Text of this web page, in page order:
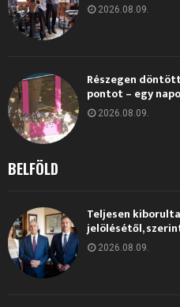
2026.08.09.
Részegen
pontot – egy
2026.08.09.
BELFÖLD
Teljesen
jelölésétől,
2026.08.09.